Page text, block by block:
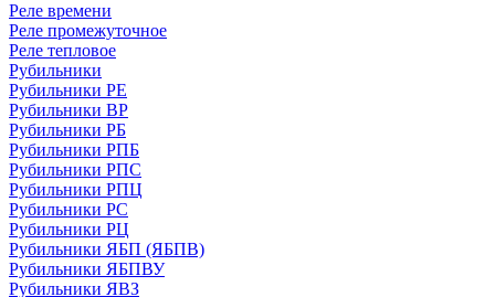
Реле времени
Реле промежуточное
Реле тепловое
Рубильники
Рубильники РЕ
Рубильники ВР
Рубильники РБ
Рубильники РПБ
Рубильники РПС
Рубильники РПЦ
Рубильники РС
Рубильники РЦ
Рубильники ЯБП (ЯБПВ)
Рубильники ЯБПВУ
Рубильники ЯВЗ